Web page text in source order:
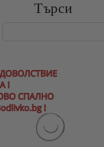
Търси